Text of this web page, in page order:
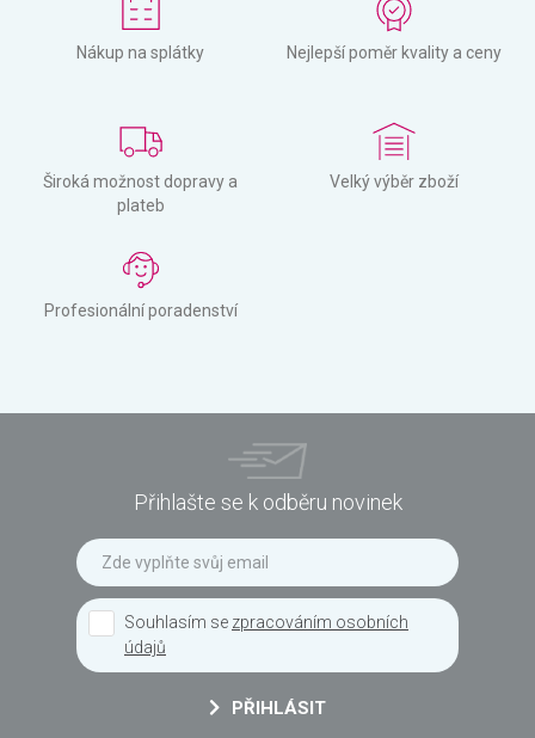
Nákup na splátky Nejlepší poměr kvality a ceny
Široká možnost dopravy a
plateb
Velký výběr zboží
Profesionální poradenství
Přihlašte se k odběru novinek
Souhlasím se zpracováním osobních
údajů
PŘIHLÁSIT